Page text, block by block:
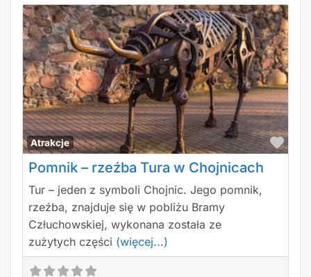
Atrakcje
Pomnik – rzeźba Tura w Chojnicach
Tur – jeden z symboli Chojnic. Jego pomnik,
rzeźba, znajduje się w pobliżu Bramy
Człuchowskiej, wykonana została ze
zużytych części (więcej...)